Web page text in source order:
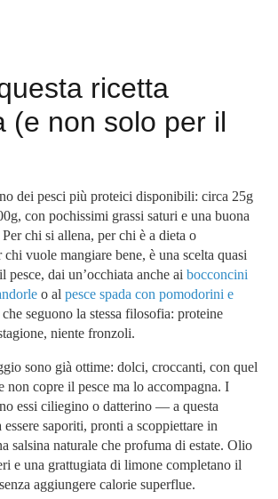
ricetta
(e non solo per il
dei pesci più proteici disponibili: circa 25g
con pochissimi grassi saturi e una buona
chi si allena, per chi è a dieta o
chi vuole mangiare bene, è una scelta quasi
dai un’occhiata anche ai bocconcini
o al pesce spada con pomodorini e
seguono la stessa filosofia: proteine
niente fronzoli.
sono già ottime: dolci, croccanti, con quel
non copre il pesce ma lo accompagna. I
essi ciliegino o datterino — a questa
saporiti, pronti a scoppiettare in
salsina naturale che profuma di estate. Olio
e una grattugiata di limone completano il
aggiungere calorie superflue.